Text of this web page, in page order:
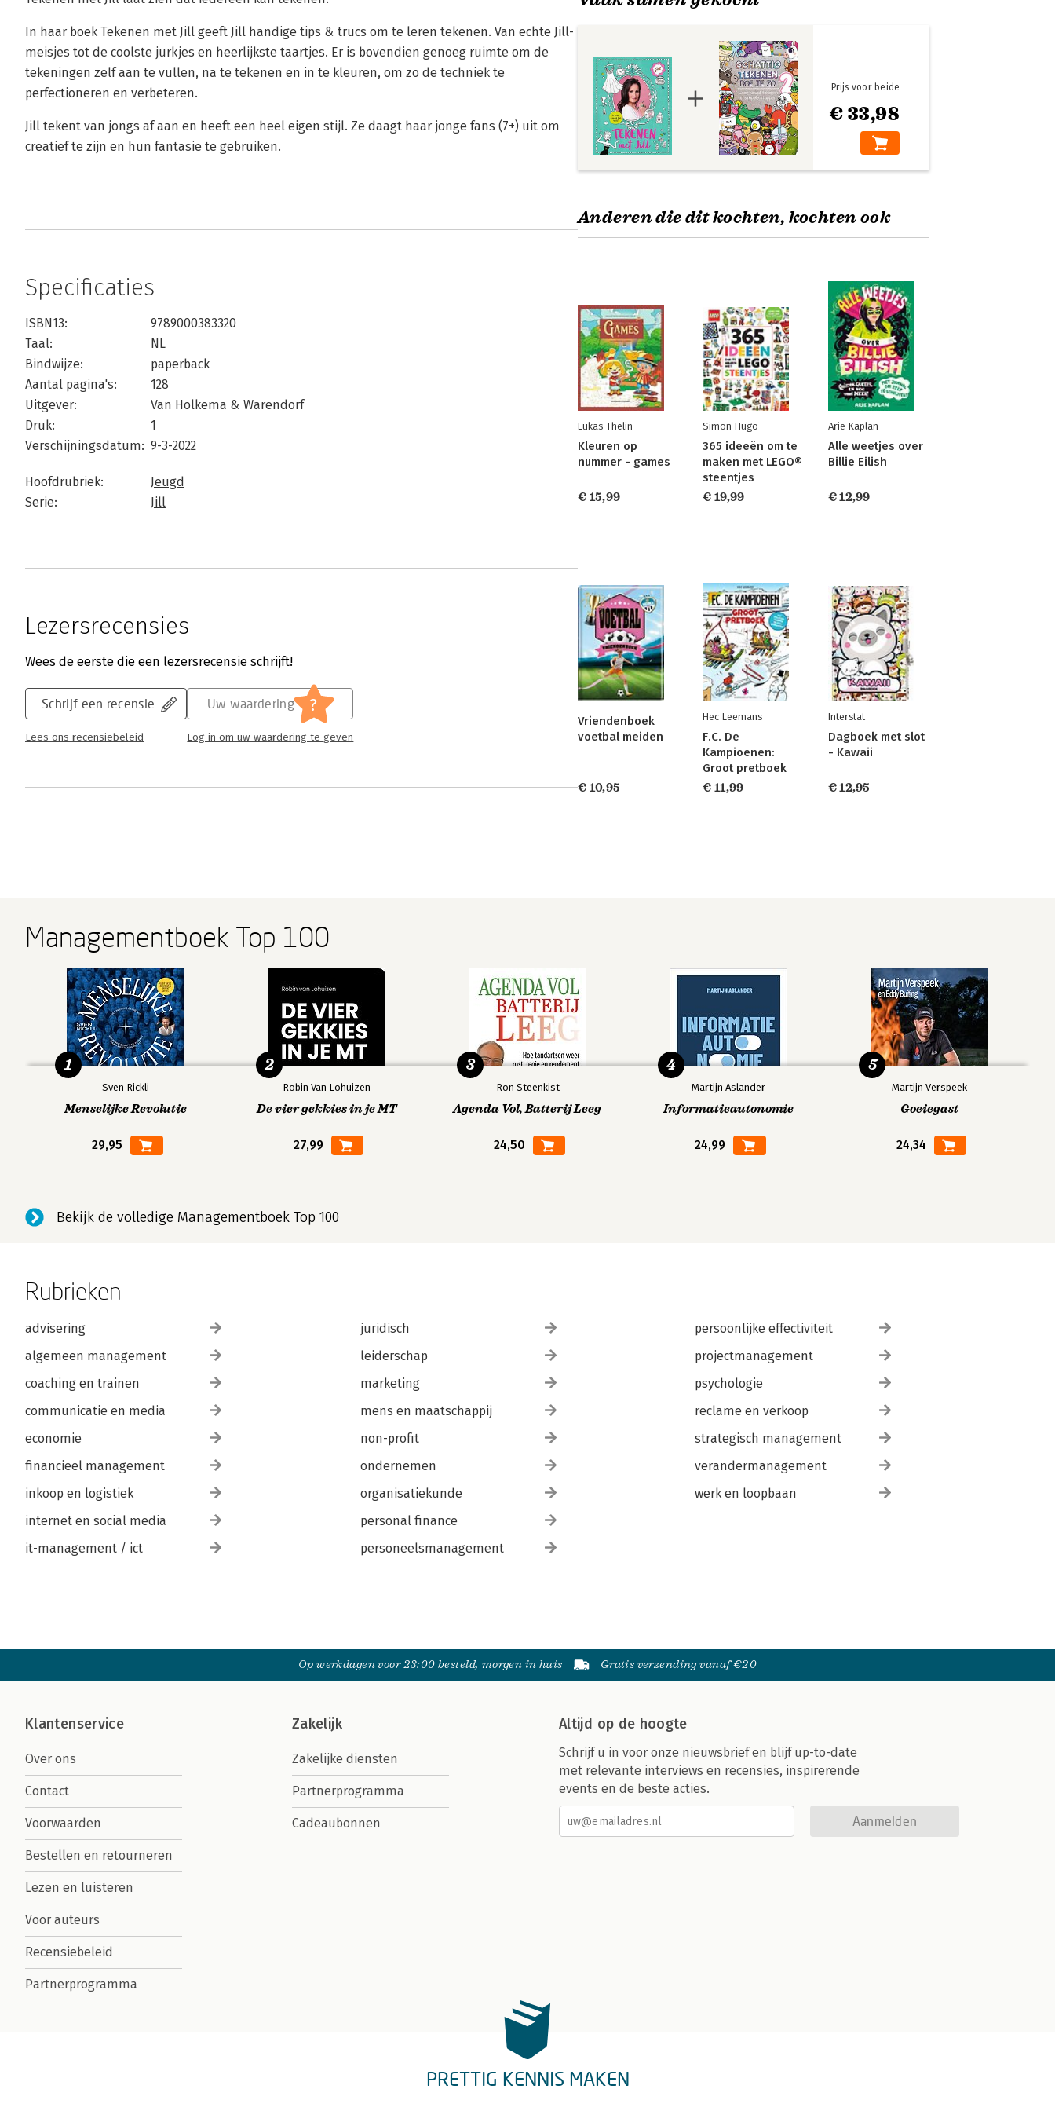
In haar boek Tekenen met Jill geeft Jill handige tips & trucs om te leren tekenen. Van echte Jill-
meisjes tot de coolste jurkjes en heerlijkste taartjes. Er is bovendien genoeg ruimte om de
tekeningen zelf aan te vullen, na te tekenen en in te kleuren, om zo de techniek te
perfectioneren en verbeteren.
Jill tekent van jongs af aan en heeft een heel eigen stijl. Ze daagt haar jonge fans (7+) uit om
creatief te zijn en hun fantasie te gebruiken.
Specificaties
ISBN13:
9789000383320
Taal:
NL
Bindwijze:
paperback
Aantal pagina's:
128
Uitgever:
Van Holkema & Warendorf
Druk:
1
Verschijningsdatum: 9-3-2022
Hoofdrubriek:
Jeugd
Serie:
Jill
Lezersrecensies
Wees de eerste die een lezersrecensie schrijft!
Schrijf een recensie
Lees ons recensiebeleid
Uw waardering ?
Log in om uw waardering te geven
€ 33,98
Prijs voor beide
Anderen die dit kochten, kochten ook
Lukas Thelin
Kleuren op
nummer - games
€ 15,99
Simon Hugo
365 ideeën om te
maken met LEGO®
steentjes
€ 19,99
Arie Kaplan
Alle weetjes over
Billie Eilish
€ 12,99
Vriendenboek
voetbal meiden
€ 10,95
Hec Leemans
F.C. De
Kampioenen:
Groot pretboek
€ 11,99
Interstat
Dagboek met slot
- Kawaii
€ 12,95
Managementboek Top 100
Sven Rickli
Menselijke Revolutie
29,95
1
Robin Van Lohuizen
De vier gekkies in je MT
27,99
2
Ron Steenkist
Agenda Vol, Batterij Leeg
24,50
3
Martijn Aslander
Informatieautonomie
24,99
4
Martijn Verspeek
Goeiegast
24,34
5
Bekijk de volledige Managementboek Top 100
Rubrieken
advisering
algemeen management
coaching en trainen
communicatie en media
economie
financieel management
inkoop en logistiek
internet en social media
it-management / ict
juridisch
leiderschap
marketing
mens en maatschappij
non-profit
ondernemen
organisatiekunde
personal finance
personeelsmanagement
persoonlijke effectiviteit
projectmanagement
psychologie
reclame en verkoop
strategisch management
verandermanagement
werk en loopbaan
Op werkdagen voor 23:00 besteld, morgen in huis Gratis verzending vanaf €20
Klantenservice
Over ons
Contact
Voorwaarden
Bestellen en retourneren
Lezen en luisteren
Voor auteurs
Recensiebeleid
Partnerprogramma
Zakelijk
Zakelijke diensten
Partnerprogramma
Cadeaubonnen
Altijd op de hoogte
Schrijf u in voor onze nieuwsbrief en blijf up-to-date
met relevante interviews en recensies, inspirerende
events en de beste acties.
Aanmelden
PRETTIG KENNIS MAKEN